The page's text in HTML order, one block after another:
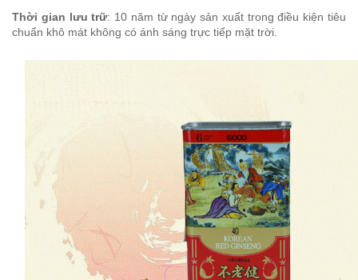
Thời gian lưu trữ: 10 năm từ ngày sản xuất trong điều kiện tiêu
chuẩn khô mát không có ánh sáng trực tiếp mặt trời.